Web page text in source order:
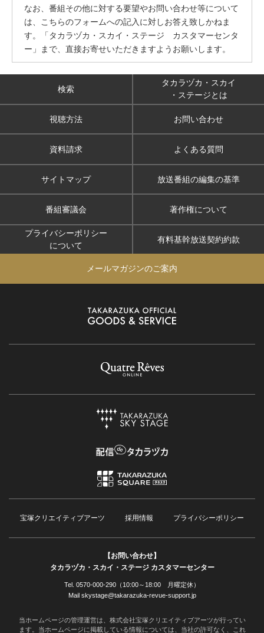
なお、番組その他に対する要望やお問い合わせ等について
は、こちらのフォームへの記入に対しお答え致しかねま
す。「タカラヅカ・スカイ・ステージ カスタマーセンタ
ー」まで、直接お寄せいただきますようお願いします。
検索
タカラヅカ・スカイ
・ステージとは
視聴方法 お問い合わせ
資料請求 よくある質問
サイトマップ 放送番組の編集の基準
番組審議会 著作権について
プライバシーポリシー
について
有料基幹放送契約約款
メールマガジンのご案内
宝塚クリエイティブアーツ 採用情報 プライバシーポリシー
【お問い合わせ】
タカラヅカ・スカイ・ステージ カスタマーセンター
Tel. 0570-000-290（10:00～18:00 月曜定休）
Mail skystage@takarazuka-revue-support.jp
当ホームページの管理運営は、株式会社宝塚クリエイティブアーツが行ってい
ます。当ホームページに掲載している情報については、当社の許可なく、これ